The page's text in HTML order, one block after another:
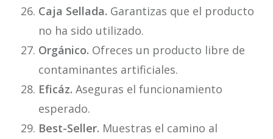
Caja Sellada. Garantizas que el producto
no ha sido utilizado.
Orgánico. Ofreces un producto libre de
contaminantes artificiales.
Eficáz. Aseguras el funcionamiento
esperado.
Best-Seller. Muestras el camino al